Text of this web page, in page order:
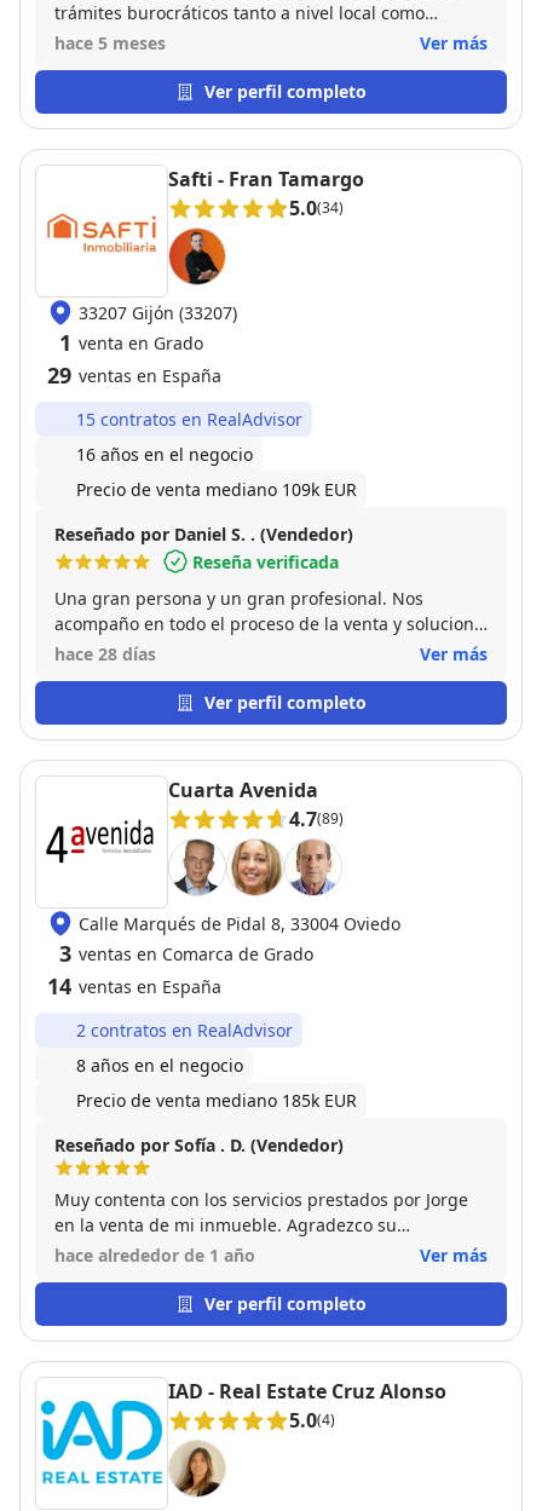
trámites burocráticos tanto a nivel local como
provincial o estatal. Y siempre disponible tanto para
ella me despreocupe de la venta pues todo lo
gestiono ella
hace 5 meses Ver más
Ver perfil completo
Safti - Fran Tamargo
5.0(34)
33207 Gijón (33207)
1 venta en Grado
29 ventas en España
15 contratos en RealAdvisor
16 años en el negocio
Precio de venta mediano 109k EUR
Reseñado por Daniel S. . (Vendedor)
Reseña verificada
Una gran persona y un gran profesional. Nos
acompaño en todo el proceso de la venta y solucionó
todos los problemas que surgieron durante la
duda volvería a confiar en sus servicios en todas las
ocasiones.
hace 28 días Ver más
Ver perfil completo
Cuarta Avenida
4.7(89)
Calle Marqués de Pidal 8, 33004 Oviedo
3 ventas en Comarca de Grado
14 ventas en España
2 contratos en RealAdvisor
8 años en el negocio
Precio de venta mediano 185k EUR
Reseñado por Sofía . D. (Vendedor)
Muy contenta con los servicios prestados por Jorge
en la venta de mi inmueble. Agradezco su
profesionalidad, experiencia y gestión de la
solventar esas dificultades imprevistas que
aparecieron. ¡Muchas gracias Jorge!
hace alrededor de 1 año Ver más
Ver perfil completo
IAD - Real Estate Cruz Alonso
5.0(4)